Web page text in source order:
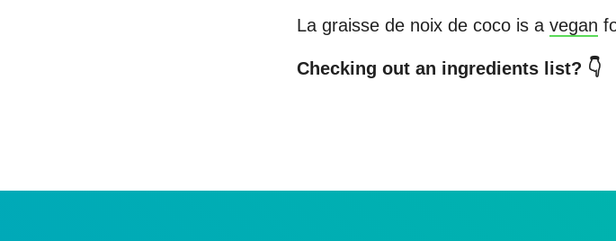
La graisse de noix de coco is a vegan
Checking out an ingredients list? 👇